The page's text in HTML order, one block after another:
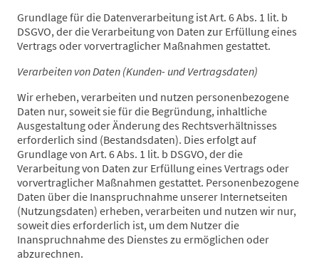
Grundlage für die Datenverarbeitung ist Art. 6 Abs. 1 lit. b
DSGVO, der die Verarbeitung von Daten zur Erfüllung eines
Vertrags oder vorvertraglicher Maßnahmen gestattet.
Verarbeiten von Daten (Kunden- und Vertragsdaten)
Wir erheben, verarbeiten und nutzen personenbezogene
Daten nur, soweit sie für die Begründung, inhaltliche
Ausgestaltung oder Änderung des Rechtsverhältnisses
erforderlich sind (Bestandsdaten). Dies erfolgt auf
Grundlage von Art. 6 Abs. 1 lit. b DSGVO, der die
Verarbeitung von Daten zur Erfüllung eines Vertrags oder
vorvertraglicher Maßnahmen gestattet. Personenbezogene
Daten über die Inanspruchnahme unserer Internetseiten
(Nutzungsdaten) erheben, verarbeiten und nutzen wir nur,
soweit dies erforderlich ist, um dem Nutzer die
Inanspruchnahme des Dienstes zu ermöglichen oder
abzurechnen.